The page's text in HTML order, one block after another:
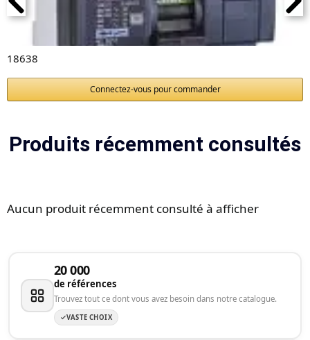
18638
Connectez-vous pour commander
Produits récemment consultés
Aucun produit récemment consulté à afficher
20 000
de références
Trouvez tout ce dont vous avez besoin dans notre catalogue.
VASTE CHOIX